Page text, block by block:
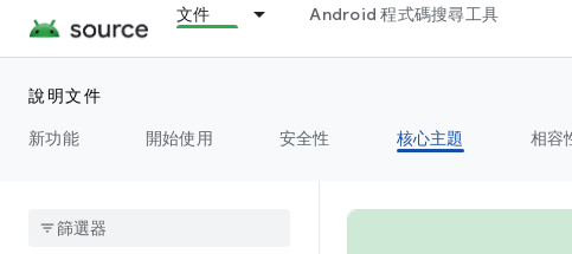
文件 Android 程式碼搜尋工具
說明文件
新功能
開始使用 安全性 核心主題 相容